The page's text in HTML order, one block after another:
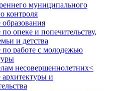
муниципального
контроля
опеке и попечительству,
и детства
по работе с молодежью
несовершеннолетних<
и